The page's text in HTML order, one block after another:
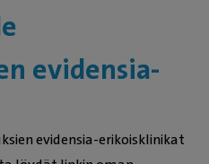
evidensia-
evidensia-erikoisklinikat